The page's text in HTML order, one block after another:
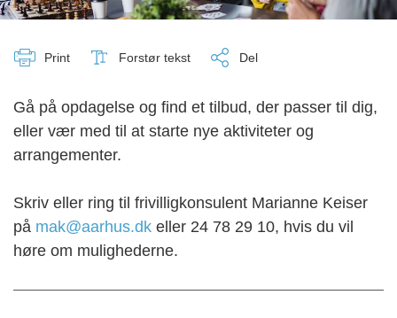
Print Forstør tekst Del
Gå på opdagelse og find et tilbud, der passer til dig,
eller vær med til at starte nye aktiviteter og
arrangementer.
Skriv eller ring til frivilligkonsulent Marianne Keiser
på mak@aarhus.dk eller 24 78 29 10, hvis du vil
høre om mulighederne.